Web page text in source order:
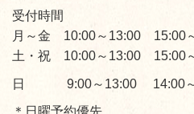
受付時間
月～金 10:00～13:00 15:00
土・祝 10:00～13:00 15:00
日 9:00～13:00 14:00～